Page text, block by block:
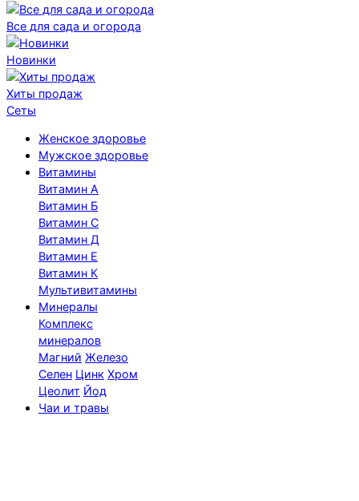
Все для сада и огорода
Новинки
Хиты продаж
Сеты
Женское здоровье
Мужское здоровье
Витамины
Витамин А
Витамин Б
Витамин С
Витамин Д
Витамин Е
Витамин К
Мультивитамины
Минералы
Комплекс
минералов
Магний Железо
Селен Цинк Хром
Цеолит Йод
Чаи и травы